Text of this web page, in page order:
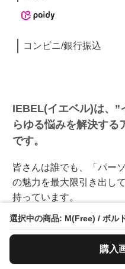
選択中の商品: M(Free) / ボル
購入
コンビニ/銀行振込
IEBEL(イエベル)は、”
らゆる悩みを解決する
です。
皆さんは誰でも、「パー
の魅力を最大限引き出し
持っています。
生まれ持った「肌の色」